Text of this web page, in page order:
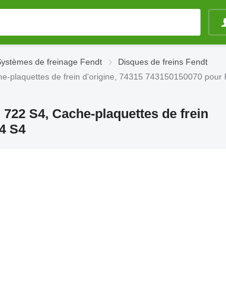
de freinage Fendt
Disques de freins Fendt
plaquettes de frein d'origine, 74315 743150150070 pour
S4, Cache-plaquettes de frein
S4